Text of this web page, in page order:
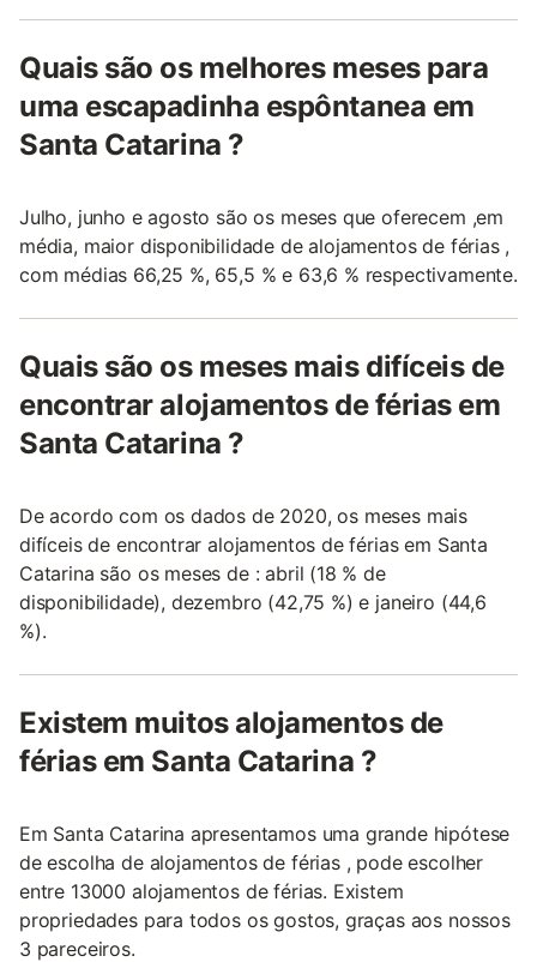
Quais são os melhores meses para
uma escapadinha espôntanea em
Santa Catarina ?
Julho, junho e agosto são os meses que oferecem ,em
média, maior disponibilidade de alojamentos de férias ,
com médias 66,25 %, 65,5 % e 63,6 % respectivamente.
Quais são os meses mais difíceis de
encontrar alojamentos de férias em
Santa Catarina ?
De acordo com os dados de 2020, os meses mais
difíceis de encontrar alojamentos de férias em Santa
Catarina são os meses de : abril (18 % de
disponibilidade), dezembro (42,75 %) e janeiro (44,6
%).
Existem muitos alojamentos de
férias em Santa Catarina ?
Em Santa Catarina apresentamos uma grande hipótese
de escolha de alojamentos de férias , pode escolher
entre 13000 alojamentos de férias. Existem
propriedades para todos os gostos, graças aos nossos
3 pareceiros.